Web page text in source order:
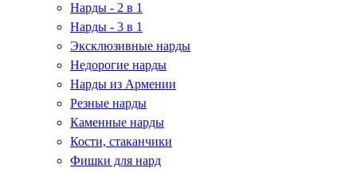
Нарды - 2 в 1
Нарды - 3 в 1
Эксклюзивные нарды
Недорогие нарды
Нарды из Армении
Резные нарды
Каменные нарды
Кости, стаканчики
Фишки для нард